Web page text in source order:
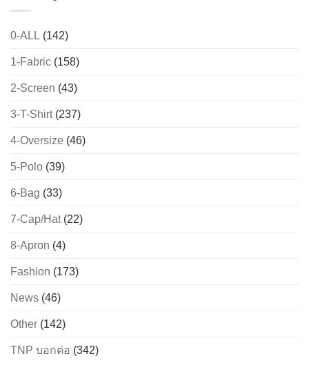
0-ALL (142)
1-Fabric (158)
2-Screen (43)
3-T-Shirt(237)
4-Oversize (46)
5-Polo (39)
6-Bag (33)
7-Cap/Hat(22)
8-Apron (4)
Fashion (173)
News (46)
Other (142)
TNP บอกต่อ (342)